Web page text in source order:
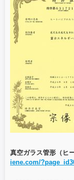
真空ガラス管形（ヒ
iene.com/